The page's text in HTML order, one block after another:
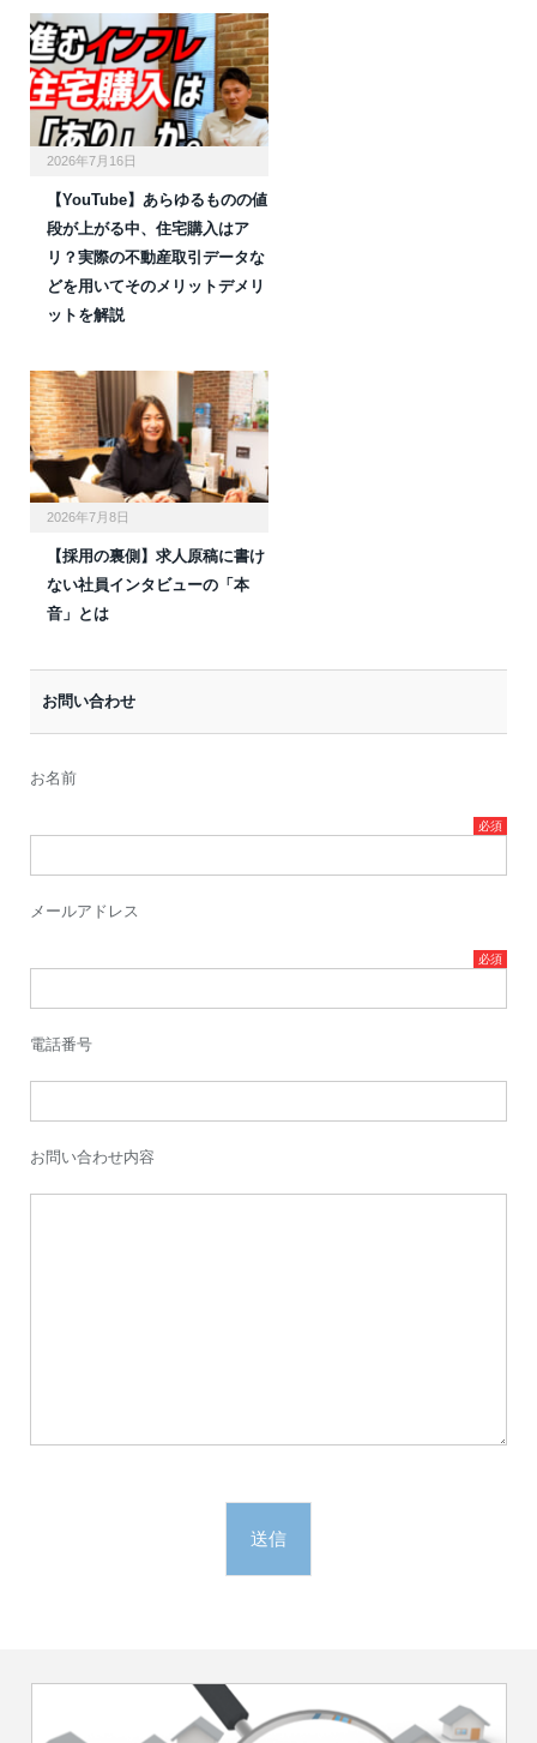
2026年7月16日
【YouTube】あらゆるものの値
段が上がる中、住宅購入はア
リ？実際の不動産取引データな
どを用いてそのメリットデメリ
ットを解説
2026年7月8日
【採用の裏側】求人原稿に書け
ない社員インタビューの「本
音」とは
お問い合わせ
お名前
メールアドレス
電話番号
お問い合わせ内容